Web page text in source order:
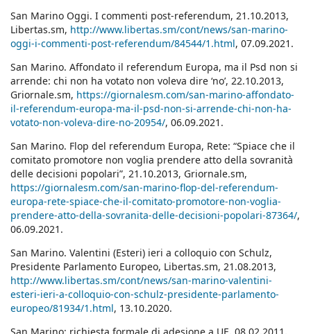
San Marino Oggi. I commenti post-referendum, 21.10.2013,
Libertas.sm, http://www.libertas.sm/cont/news/san-marino-
oggi-i-commenti-post-referendum/84544/1.html, 07.09.2021.
San Marino. Affondato il referendum Europa, ma il Psd non si
arrende: chi non ha votato non voleva dire ‘no’, 22.10.2013,
Griornale.sm, https://giornalesm.com/san-marino-affondato-
il-referendum-europa-ma-il-psd-non-si-arrende-chi-non-ha-
votato-non-voleva-dire-no-20954/, 06.09.2021.
San Marino. Flop del referendum Europa, Rete: “Spiace che il
comitato promotore non voglia prendere atto della sovranità
delle decisioni popolari”, 21.10.2013, Griornale.sm,
https://giornalesm.com/san-marino-flop-del-referendum-
europa-rete-spiace-che-il-comitato-promotore-non-voglia-
prendere-atto-della-sovranita-delle-decisioni-popolari-87364/,
06.09.2021.
San Marino. Valentini (Esteri) ieri a colloquio con Schulz,
Presidente Parlamento Europeo, Libertas.sm, 21.08.2013,
http://www.libertas.sm/cont/news/san-marino-valentini-
esteri-ieri-a-colloquio-con-schulz-presidente-parlamento-
europeo/81934/1.html, 13.10.2020.